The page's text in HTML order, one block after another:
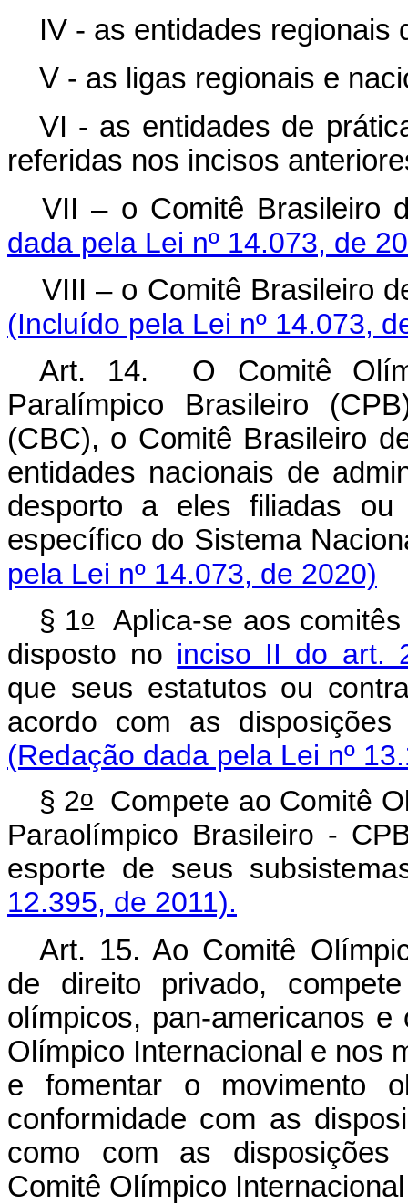
IV - as entidades regionais
V - as ligas regionais e
VI - as entidades de
referidas nos incisos
VII – o Comitê
dada pela Lei nº 14.073, de
VIII – o Comitê
(Incluído pela Lei nº 14.073,
Art. 14. O Comitê
Paralímpico Brasileiro
(CBC), o Comitê Brasileiro
entidades nacionais de
desporto a eles filiadas ou
específico do Sistema
pela Lei nº 14.073, de 2020)
§ 1oAplica-se aos
disposto no inciso II do art.
que seus estatutos ou
acordo com as disposições
(Redação dada pela Lei nº
§ 2oCompete ao Comitê
Paraolímpico Brasileiro -
esporte de seus
12.395, de 2011).
Art. 15. Ao Comitê
de direito privado,
olímpicos, pan-americanos
Olímpico Internacional e nos
e fomentar o movimento
conformidade com as
como com as disposições
Comitê Olímpico